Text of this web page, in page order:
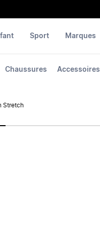
Chaussures Accessoires
Sport Marques
Stretch